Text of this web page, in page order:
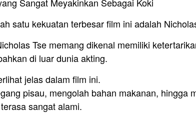
satu kekuatan terbesar film ini adalah
Tse memang dikenal memiliki
di luar dunia akting.
jelas dalam film ini.
pisau, mengolah bahan makanan, hingga
sangat alami.